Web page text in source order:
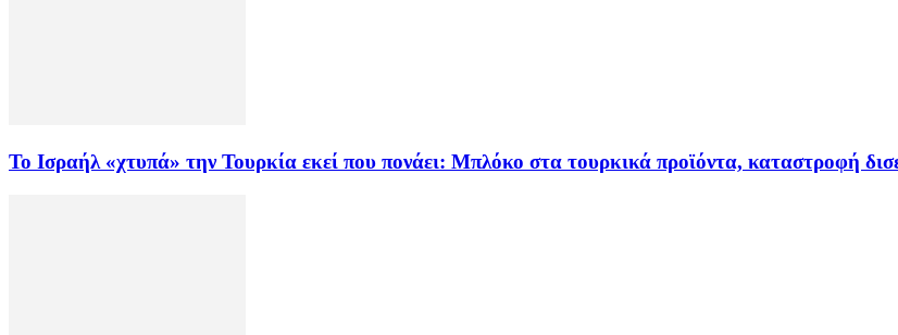
Το Ισραήλ «χτυπά» την Τουρκία εκεί που πονάει: Μπλόκο στα τουρκικά προϊόντα, καταστροφή